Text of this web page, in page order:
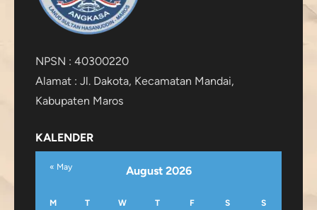
NPSN : 40300220
Alamat : Jl. Dakota, Kecamatan Mandai,
Kabupaten Maros
KALENDER
August 2026
M T W T F S S
« May